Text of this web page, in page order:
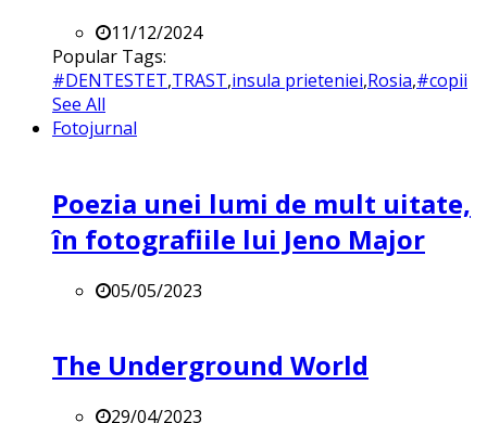
11/12/2024
Popular Tags:
#DENTESTET,TRAST,insula prieteniei,Rosia,#copii
See All
Fotojurnal
Poezia unei lumi de mult uitate,
în fotografiile lui Jeno Major
05/05/2023
The Underground World
29/04/2023